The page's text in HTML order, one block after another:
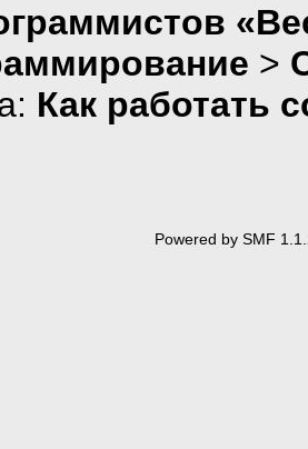
>
Как работать
Powered by SMF